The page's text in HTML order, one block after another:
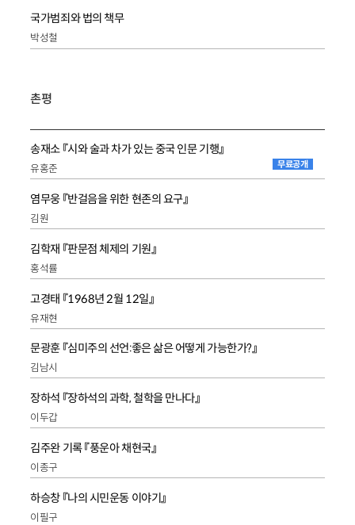
국가범죄와 법의 책무
박성철
촌평
송재소 『시와 술과 차가 있는 중국 인문 기행』
유홍준 무료공개
염무웅 『반걸음을 위한 현존의 요구』
김원
김학재 『판문점 체제의 기원』
홍석률
고경태 『1968년 2월 12일』
유재현
문광훈 『심미주의 선언:좋은 삶은 어떻게 가능한가?』
김남시
장하석 『장하석의 과학, 철학을 만나다』
이두갑
김주완 기록 『풍운아 채현국』
이종구
하승창 『나의 시민운동 이야기』
이필구